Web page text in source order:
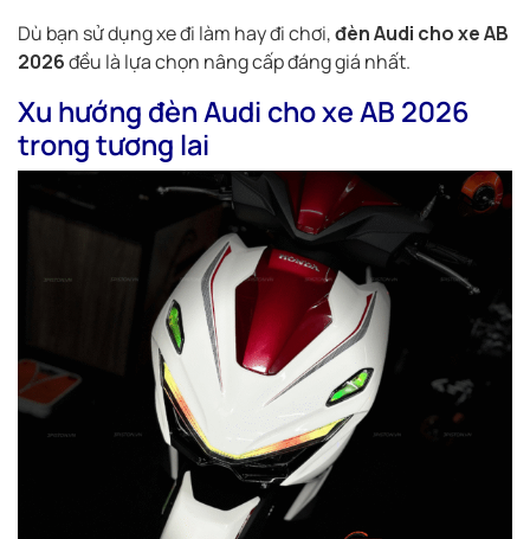
Dù bạn sử dụng xe đi làm hay đi chơi,đèn Audi cho xe AB
2026đều là lựa chọn nâng cấp đáng giá nhất.
Xu hướng đèn Audi cho xe AB 2026
trong tương lai